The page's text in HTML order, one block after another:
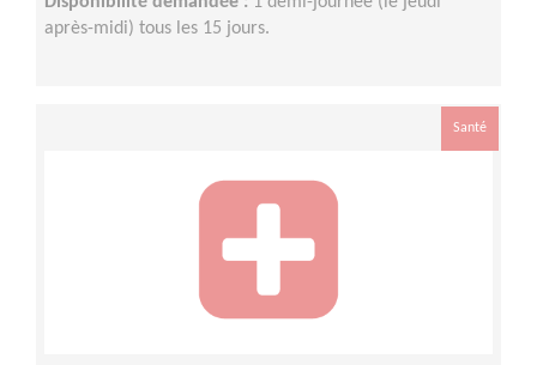
après-midi) tous les 15 jours.
Santé